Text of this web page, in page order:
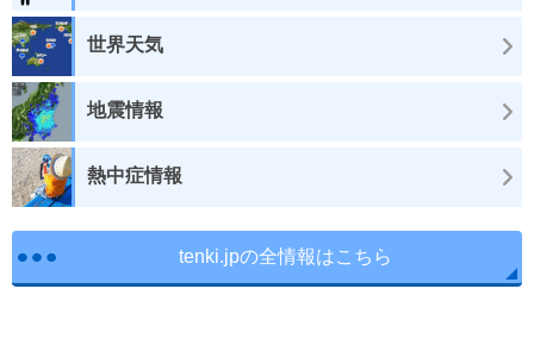
世界天気
地震情報
熱中症情報
tenki.jpの全情報はこちら